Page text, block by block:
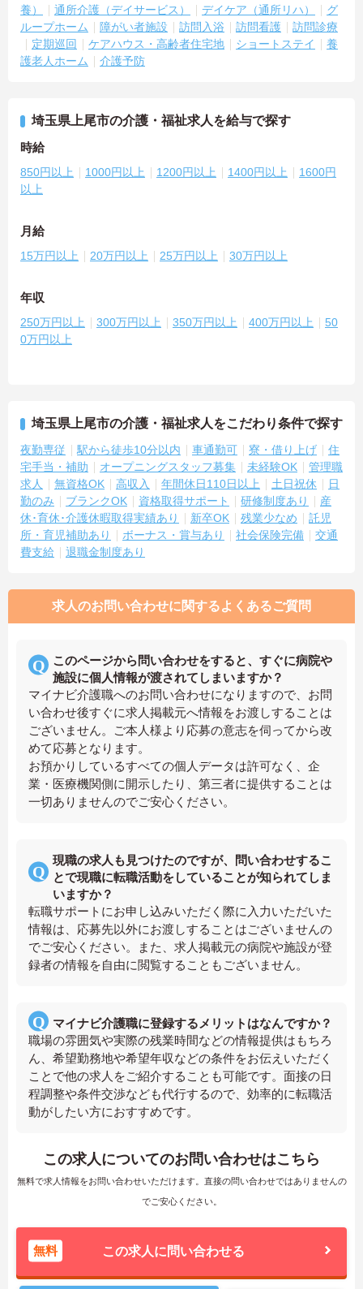
養）
通所介護（デイサービス） デイケア（通所リハ）
グ
ループホーム
障がい者施設 訪問入浴 訪問看護
訪問診療
定期巡回
ケアハウス・高齢者住宅地 ショートステイ
養
護老人ホーム
介護予防
埼玉県上尾市の介護・福祉求人を給与で探す
時給
850円以上 1000円以上 1200円以上 1400円以上
1600円
以上
月給
15万円以上 20万円以上 25万円以上 30万円以上
年収
250万円以上 300万円以上 350万円以上 400万円以上
50
0万円以上
埼玉県上尾市の介護・福祉求人をこだわり条件で探す
夜勤専従 駅から徒歩10分以内 車通勤可 寮・借り上げ
住
宅手当・補助
オープニングスタッフ募集 未経験OK
管理職
求人
無資格OK 高収入 年間休日110日以上 土日祝休
日
勤のみ
ブランクOK 資格取得サポート 研修制度あり
産
休･育休･介護休暇取得実績あり
新卒OK 残業少なめ
託児
所・育児補助あり
ボーナス・賞与あり 社会保険完備
交通
費支給
退職金制度あり
求人のお問い合わせに関するよくあるご質問
このページから問い合わせをすると、すぐに病院や
施設に個人情報が渡されてしまいますか？
マイナビ介護職へのお問い合わせになりますので、お問
い合わせ後すぐに求人掲載元へ情報をお渡しすることは
ございません。ご本人様より応募の意志を伺ってから改
めて応募となります。
お預かりしているすべての個人データは許可なく、企
業・医療機関側に開示したり、第三者に提供することは
一切ありませんのでご安心ください。
現職の求人も見つけたのですが、問い合わせするこ
とで現職に転職活動をしていることが知られてしま
いますか？
転職サポートにお申し込みいただく際に入力いただいた
情報は、応募先以外にお渡しすることはございませんの
でご安心ください。また、求人掲載元の病院や施設が登
録者の情報を自由に閲覧することもございません。
マイナビ介護職に登録するメリットはなんですか？
職場の雰囲気や実際の残業時間などの情報提供はもちろ
ん、希望勤務地や希望年収などの条件をお伝えいただく
ことで他の求人をご紹介することも可能です。面接の日
程調整や条件交渉なども代行するので、効率的に転職活
動がしたい方におすすめです。
この求人についてのお問い合わせはこちら
無料で求人情報をお問い合わせいただけます。直接の問い合わせではありませんの
でご安心ください。
無料 この求人に問い合わせる